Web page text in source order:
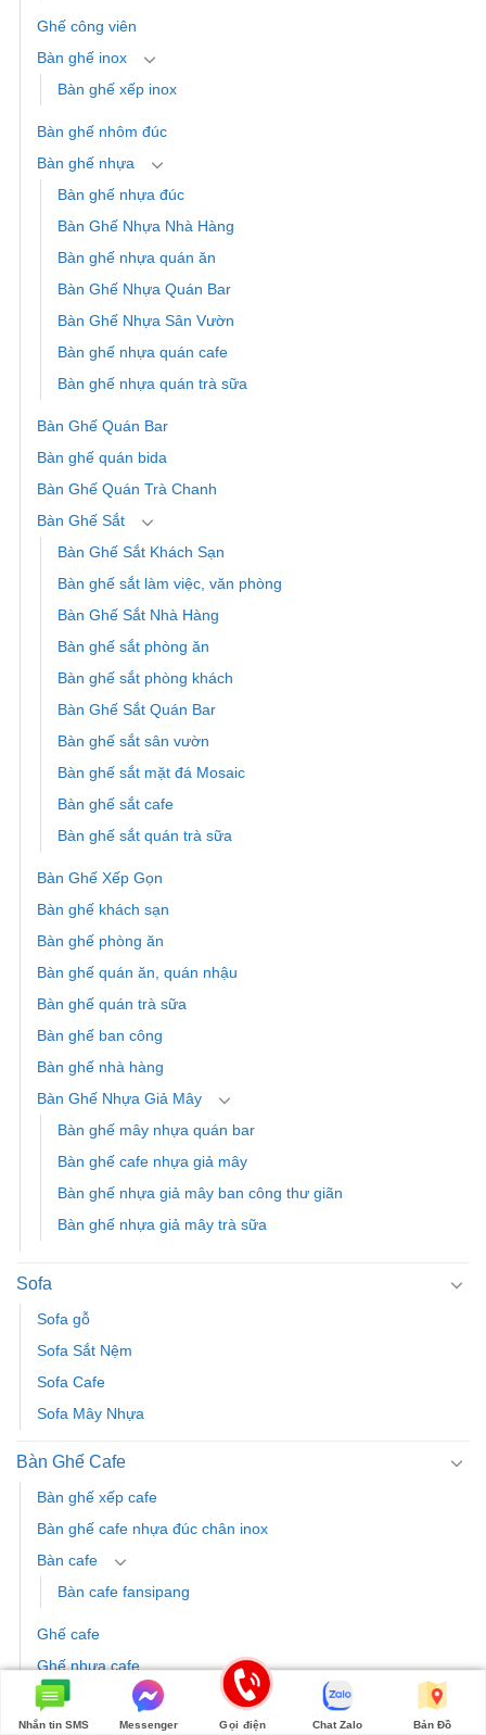
Ghế công viên
Bàn ghế inox
Bàn ghế xếp inox
Bàn ghế nhôm đúc
Bàn ghế nhựa
Bàn ghế nhựa đúc
Bàn Ghế Nhựa Nhà Hàng
Bàn ghế nhựa quán ăn
Bàn Ghế Nhựa Quán Bar
Bàn Ghế Nhựa Sân Vườn
Bàn ghế nhựa quán cafe
Bàn ghế nhựa quán trà sữa
Bàn Ghế Quán Bar
Bàn ghế quán bida
Bàn Ghế Quán Trà Chanh
Bàn Ghế Sắt
Bàn Ghế Sắt Khách Sạn
Bàn ghế sắt làm việc, văn phòng
Bàn Ghế Sắt Nhà Hàng
Bàn ghế sắt phòng ăn
Bàn ghế sắt phòng khách
Bàn Ghế Sắt Quán Bar
Bàn ghế sắt sân vườn
Bàn ghế sắt mặt đá Mosaic
Bàn ghế sắt cafe
Bàn ghế sắt quán trà sữa
Bàn Ghế Xếp Gọn
Bàn ghế khách sạn
Bàn ghế phòng ăn
Bàn ghế quán ăn, quán nhậu
Bàn ghế quán trà sữa
Bàn ghế ban công
Bàn ghế nhà hàng
Bàn Ghế Nhựa Giả Mây
Bàn ghế mây nhựa quán bar
Bàn ghế cafe nhựa giả mây
Bàn ghế nhựa giả mây ban công thư giãn
Bàn ghế nhựa giả mây trà sữa
Sofa
Sofa gỗ
Sofa Sắt Nệm
Sofa Cafe
Sofa Mây Nhựa
Bàn Ghế Cafe
Bàn ghế xếp cafe
Bàn ghế cafe nhựa đúc chân inox
Bàn cafe
Bàn cafe fansipang
Ghế cafe
Ghế nhựa cafe
Bàn ghế cafe ngoài trời
Bản Đồ
Chat Zalo
Gọi điện
Messenger
Nhắn tin SMS